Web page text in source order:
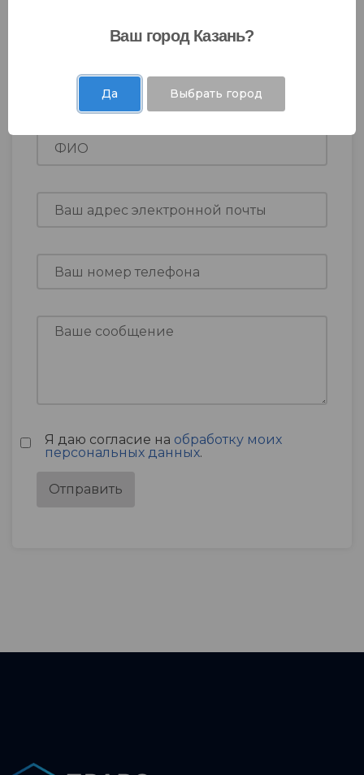
комментарии или предпочтения,
удовольствием рассмотрим все ваши
пожелания.
Я даю согласие на обработку моих
персональных данных.
Ваш город Казань?
Да Выбрать город